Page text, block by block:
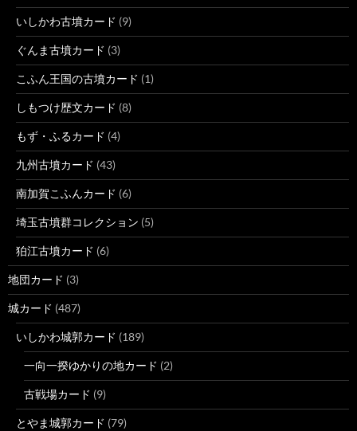
いしかわ古墳カード (9)
ぐんま古墳カード (3)
こふん王国の古墳カード (1)
しもつけ歴文カード (8)
もず・ふるカード (4)
九州古墳カード (43)
南加賀こふんカード (6)
埼玉古墳群コレクション (5)
狛江古墳カード (6)
地団カード (3)
城カード (487)
いしかわ城郭カード (189)
一向一揆ゆかりの地カード (2)
古戦場カード (9)
とやま城郭カード (79)